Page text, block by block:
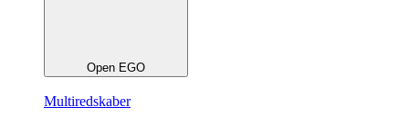
Open EGO
Multiredskaber